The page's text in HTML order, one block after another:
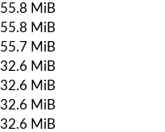
55.8 MiB
55.8 MiB
55.7 MiB
32.6 MiB
32.6 MiB
32.6 MiB
32.6 MiB